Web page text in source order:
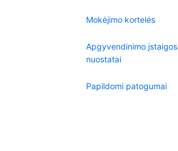
Mokėjimo kortelės
Apgyvendinimo įstaigos
nuostatai
Papildomi patogumai